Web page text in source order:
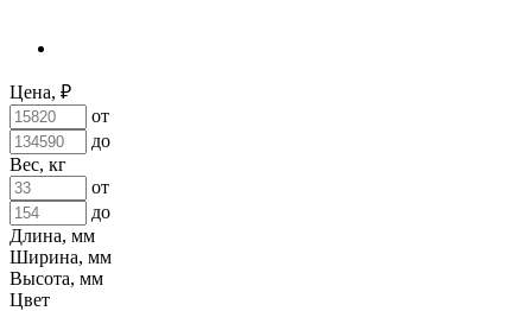
Цена, ₽
от
до
Вес, кг
от
до
Длина, мм
Ширина, мм
Высота, мм
Цвет